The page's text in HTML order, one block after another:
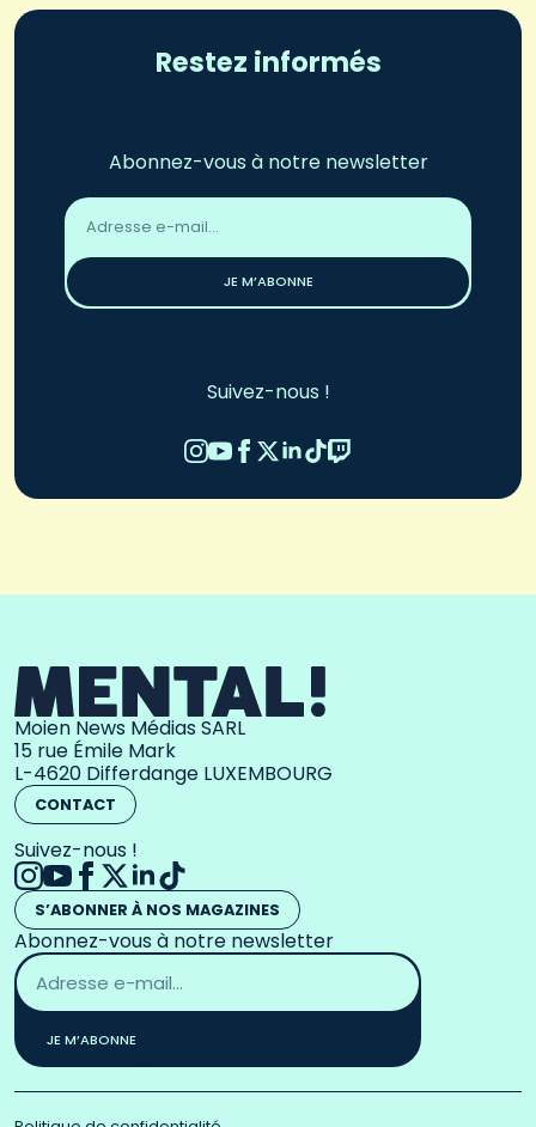
Restez informés
Abonnez-vous à notre newsletter
Adresse
email
JE M’ABONNE
Suivez-nous !
Moien News Médias SARL
15 rue Émile Mark
L-4620 Differdange LUXEMBOURG
CONTACT
Suivez-nous !
S’ABONNER À NOS MAGAZINES
Abonnez-vous à notre newsletter
Adresse
email
*
JE M’ABONNE